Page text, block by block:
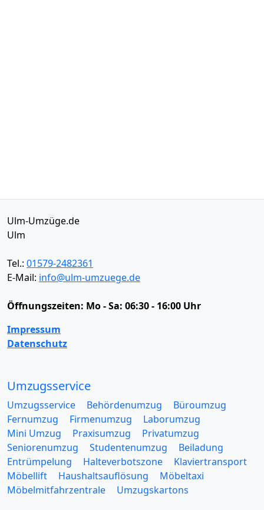
Ulm-Umzüge.de
Ulm
Tel.: 01579-2482361
E-Mail: info@ulm-umzuege.de
Öffnungszeiten: Mo - Sa: 06:30 - 16:00 Uhr
Impressum
Datenschutz
Umzugsservice
Umzugsservice Behördenumzug
Büroumzug
Fernumzug
Firmenumzug
Laborumzug
Mini Umzug
Praxisumzug
Privatumzug
Seniorenumzug
Studentenumzug
Beiladung
Entrümpelung
Halteverbotszone
Klaviertransport
Möbellift
Haushaltsauflösung
Möbeltaxi
Möbelmitfahrzentrale
Umzugskartons